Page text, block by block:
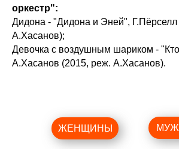
оркестр":
Дидона - "Дидона и Эней", Г.Пёрселл
А.Хасанов);
Девочка с воздушным шариком -
А.Хасанов (2015, реж. А.Хасанов).
ЖЕНЩИНЫ